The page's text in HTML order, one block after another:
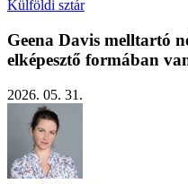
Külföldi sztár
Geena Davis melltartó
elképesztő formában
2026. 05. 31.